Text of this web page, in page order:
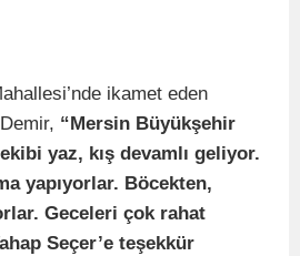
ikamet eden
“Mersin Büyükşehir
yaz, kış devamlı geliyor.
yapıyorlar. Böcekten,
Geceleri çok rahat
Seçer’e teşekkür